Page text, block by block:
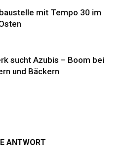
mit Tempo 30 im
sucht Azubis – Boom bei
und Bäckern
ANTWORT